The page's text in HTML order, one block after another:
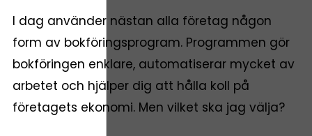
I dag använder nästan alla företag någon
form av bokföringsprogram. Programmen gör
bokföringen enklare, automatiserar mycket av
arbetet och hjälper dig att hålla koll på
företagets ekonomi. Men vilket ska jag välja?